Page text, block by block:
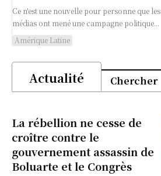
Ce n'est une nouvelle pour personne que les
médias ont mené une campagne politique...
Amérique Latine
Actualité Chercher
La rébellion ne cesse de
croître contre le
gouvernement assassin de
Boluarte et le Congrès